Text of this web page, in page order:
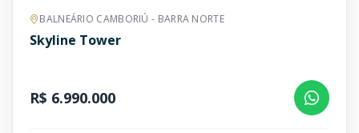
BALNEÁRIO CAMBORIÚ - BARRA NORTE
Skyline Tower
R$ 6.990.000